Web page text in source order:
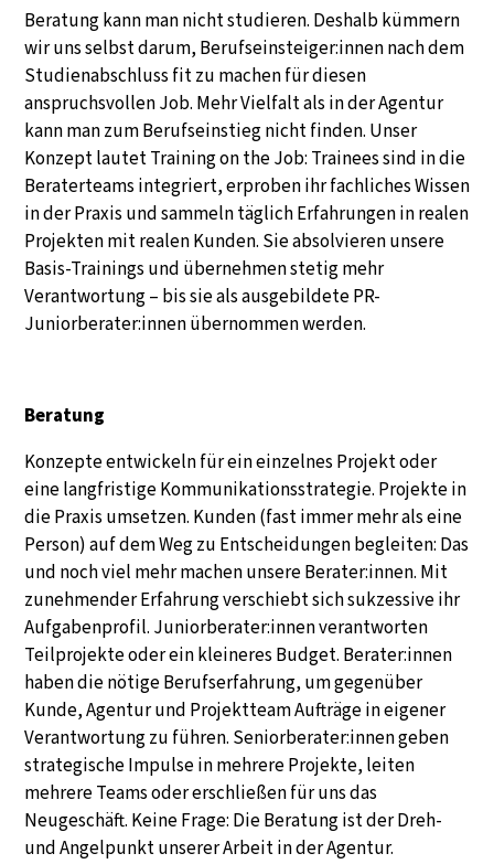
Beratung kann man nicht studieren. Deshalb kümmern
wir uns selbst darum, Berufseinsteiger:innen nach dem
Studienabschluss fit zu machen für diesen
anspruchsvollen Job. Mehr Vielfalt als in der Agentur
kann man zum Berufseinstieg nicht finden. Unser
Konzept lautet Training on the Job: Trainees sind in die
Beraterteams integriert, erproben ihr fachliches Wissen
in der Praxis und sammeln täglich Erfahrungen in realen
Projekten mit realen Kunden. Sie absolvieren unsere
Basis-Trainings und übernehmen stetig mehr
Verantwortung – bis sie als ausgebildete PR-
Juniorberater:innen übernommen werden.
Beratung
Konzepte entwickeln für ein einzelnes Projekt oder
eine langfristige Kommunikationsstrategie. Projekte in
die Praxis umsetzen. Kunden (fast immer mehr als eine
Person) auf dem Weg zu Entscheidungen begleiten: Das
und noch viel mehr machen unsere Berater:innen. Mit
zunehmender Erfahrung verschiebt sich sukzessive ihr
Aufgabenprofil. Juniorberater:innen verantworten
Teilprojekte oder ein kleineres Budget. Berater:innen
haben die nötige Berufserfahrung, um gegenüber
Kunde, Agentur und Projektteam Aufträge in eigener
Verantwortung zu führen. Seniorberater:innen geben
strategische Impulse in mehrere Projekte, leiten
mehrere Teams oder erschließen für uns das
Neugeschäft. Keine Frage: Die Beratung ist der Dreh-
und Angelpunkt unserer Arbeit in der Agentur.